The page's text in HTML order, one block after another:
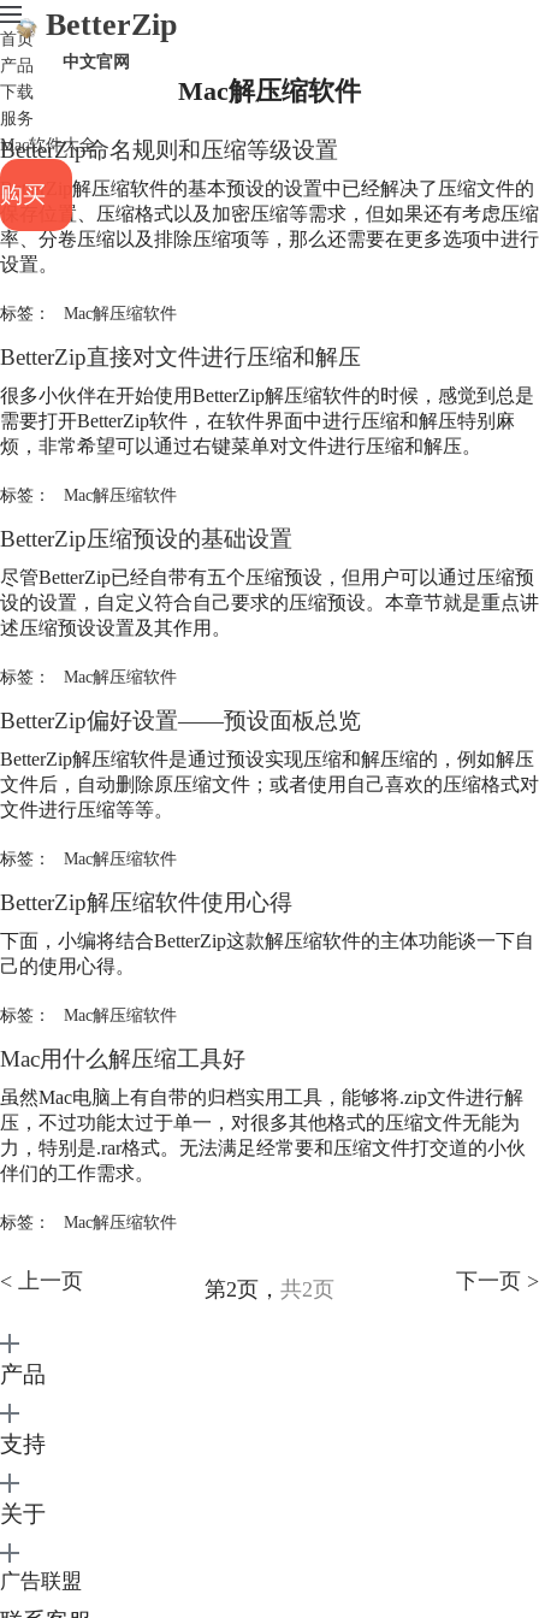
BetterZip
中文官网
首页
产品
下载
服务
Mac软件大全
购买
Mac解压缩软件
BetterZip命名规则和压缩等级设置
BetterZip解压缩软件的基本预设的设置中已经解决了压缩文件的
保存位置、压缩格式以及加密压缩等需求，但如果还有考虑压缩
率、分卷压缩以及排除压缩项等，那么还需要在更多选项中进行
设置。
标签： Mac解压缩软件
BetterZip直接对文件进行压缩和解压
很多小伙伴在开始使用BetterZip解压缩软件的时候，感觉到总是
需要打开BetterZip软件，在软件界面中进行压缩和解压特别麻
烦，非常希望可以通过右键菜单对文件进行压缩和解压。
标签： Mac解压缩软件
BetterZip压缩预设的基础设置
尽管BetterZip已经自带有五个压缩预设，但用户可以通过压缩预
设的设置，自定义符合自己要求的压缩预设。本章节就是重点讲
述压缩预设设置及其作用。
标签： Mac解压缩软件
BetterZip偏好设置——预设面板总览
BetterZip解压缩软件是通过预设实现压缩和解压缩的，例如解压
文件后，自动删除原压缩文件；或者使用自己喜欢的压缩格式对
文件进行压缩等等。
标签： Mac解压缩软件
BetterZip解压缩软件使用心得
下面，小编将结合BetterZip这款解压缩软件的主体功能谈一下自
己的使用心得。
标签： Mac解压缩软件
Mac用什么解压缩工具好
虽然Mac电脑上有自带的归档实用工具，能够将.zip文件进行解
压，不过功能太过于单一，对很多其他格式的压缩文件无能为
力，特别是.rar格式。无法满足经常要和压缩文件打交道的小伙
伴们的工作需求。
标签： Mac解压缩软件
< 上一页 第2页， 共2页 下一页 >
产品
支持
关于
广告联盟